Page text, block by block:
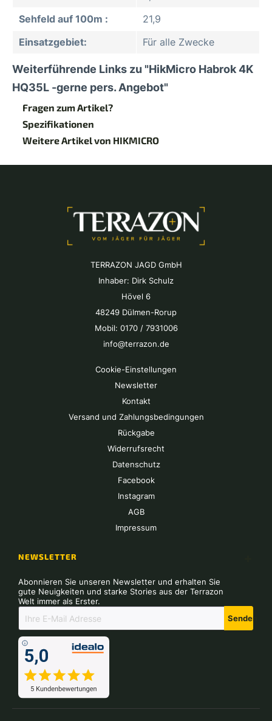
Sehfeld auf 100m :
21,9
Einsatzgebiet:
Für alle Zwecke
Weiterführende Links zu "HikMicro Habrok 4K
HQ35L -gerne pers. Angebot"
Fragen zum Artikel?
Spezifikationen
Weitere Artikel von HIKMICRO
TERRAZON JAGD GmbH
Inhaber: Dirk Schulz
Hövel 6
48249 Dülmen-Rorup
Mobil: 0170 / 7931006
info@terrazon.de
Cookie-Einstellungen
Newsletter
Kontakt
Versand und Zahlungsbedingungen
Rückgabe
Widerrufsrecht
Datenschutz
Facebook
Instagram
AGB
Impressum
NEWSLETTER
Abonnieren Sie unseren Newsletter und erhalten Sie
gute Neuigkeiten und starke Stories aus der Terrazon
Welt immer als Erster.
Senden